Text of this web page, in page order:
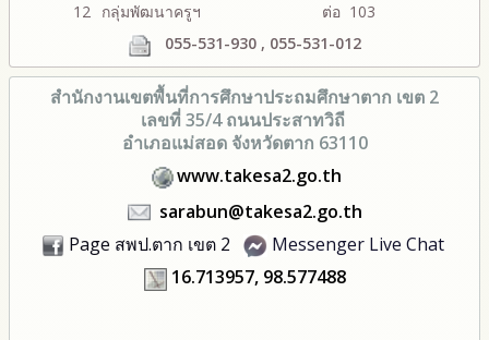
12 กลุ่มพัฒนาครูฯ
ต่อ 103
055-531-930 , 055-531-012
สำนักงานเขตพื้นที่การศึกษาประถมศึกษาตาก เขต 2
เลขที่ 35/4 ถนนประสาทวิถี
อำเภอแม่สอด จังหวัดตาก 63110
www.takesa2.go.th
sarabun@takesa2.go.th
Page สพป.ตาก เขต 2
Messenger Live Chat
16.713957, 98.577488